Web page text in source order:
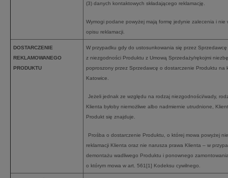
(3) danych kontaktowych składającego reklamację.
Wymogi podane powyżej mają formę jedynie zalecenia i nie
opisu reklamacji.
DOSTARCZENIE
REKLAMOWANEGO
PRODUKTU
W przypadku gdy do ustosunkowania się przez
z niezgodności Produktu z Umową Sprzedaży/rękojmi
poproszony przez Sprzedawcę o dostarczenie Produktu
Katowice.
Jeżeli jednak ze względu na rodzaj niezgodności/wady,
Klienta byłoby niemożliwe albo nadmiernie utrudnione,
Produkt się znajduje.
Prośba o dostarczenie Produktu, o której mowa powyżej
reklamacji Klienta oraz nie narusza prawa Klienta – w
demontażu wadliwego Produktu i ponownego
o którym mowa w art. 561[1] Kodeksu cywilnego.